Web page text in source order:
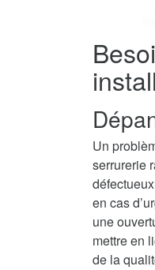
Un
serrurerie
en cas
une
mettre en
de la